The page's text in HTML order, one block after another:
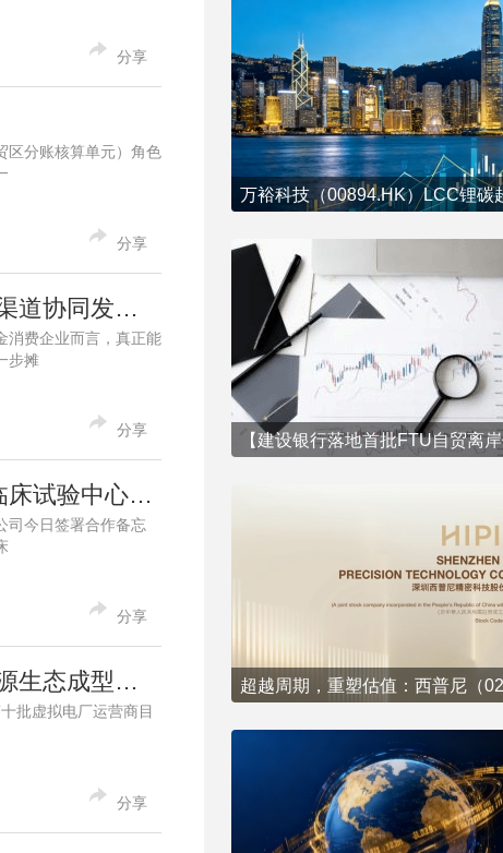
分享
区分账核算单元）角色
分享
超越周期，重塑估值：西普尼（02583.HK）发布盈喜，品牌与渠道协同发力，净利润预增逾70%
消费企业而言，真正能
步摊
分享
希华医药与粤港澳大湾区国际临床试验所、粤港澳大湾区国际临床试验中心签署合作备忘录
司今日签署合作备忘
分享
益美国际（01870.HK）斩获广东虚拟电厂运营资质：全链条能源生态成型，估值逻辑迎来重构
批虚拟电厂运营商目
分享